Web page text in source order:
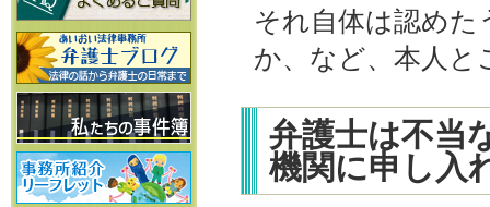
それ自体は認め
か、など、本人と
弁護士は不当
機関に申し入